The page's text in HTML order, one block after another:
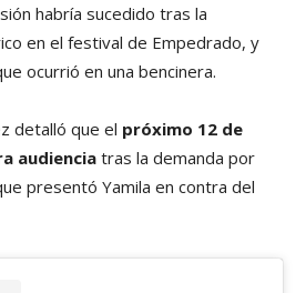
habría sucedido tras la
en el festival de Empedrado, y
ocurrió en una bencinera.
detalló que el próximo 12 de
audiencia tras la demanda por
presentó Yamila en contra del